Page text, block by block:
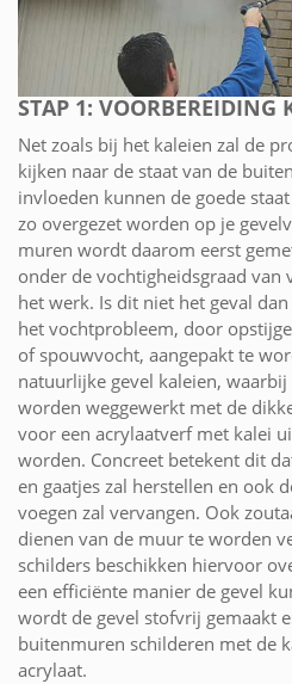
STAP 1: VOORBEREIDING
Net zoals bij het kaleien zal de
kijken naar de staat van de
invloeden kunnen de goede
zo overgezet worden op je
muren wordt daarom eerst
onder de vochtigheidsgraad van
het werk. Is dit niet het geval
het vochtprobleem, door
of spouwvocht, aangepakt te
natuurlijke gevel kaleien,
worden weggewerkt met de
voor een acrylaatverf met kalei
worden. Concreet betekent dit
en gaatjes zal herstellen en ook
voegen zal vervangen. Ook
dienen van de muur te worden
schilders beschikken hiervoor
een efficiënte manier de gevel
wordt de gevel stofvrij gemaakt
buitenmuren schilderen met de
acrylaat.